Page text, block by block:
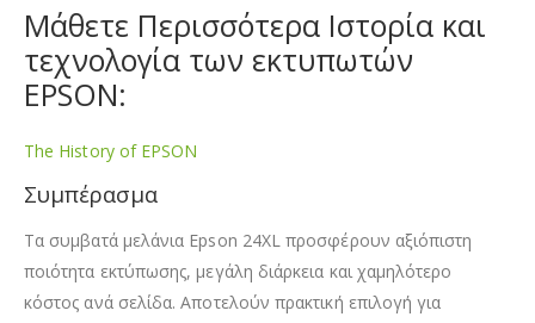
Μάθετε Περισσότερα Ιστορία και
τεχνολογία των εκτυπωτών
EPSON:
The History of EPSON
Συμπέρασμα
Τα συμβατά μελάνια Epson 24XL προσφέρουν αξιόπιστη
ποιότητα εκτύπωσης, μεγάλη διάρκεια και χαμηλότερο
κόστος ανά σελίδα. Αποτελούν πρακτική επιλογή για